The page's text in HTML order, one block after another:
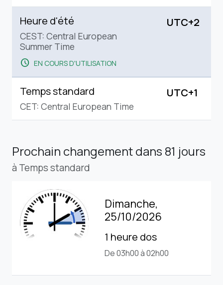
Heure d'été
CEST: Central European
Summer Time
schedule EN COURS D'UTILISATION
UTC+2
Temps standard
CET: Central European Time
UTC+1
Prochain changementdans 81 jours
à Temps standard
Dimanche,
25/10/2026
1 heure dos
De 03h00 à 02h00